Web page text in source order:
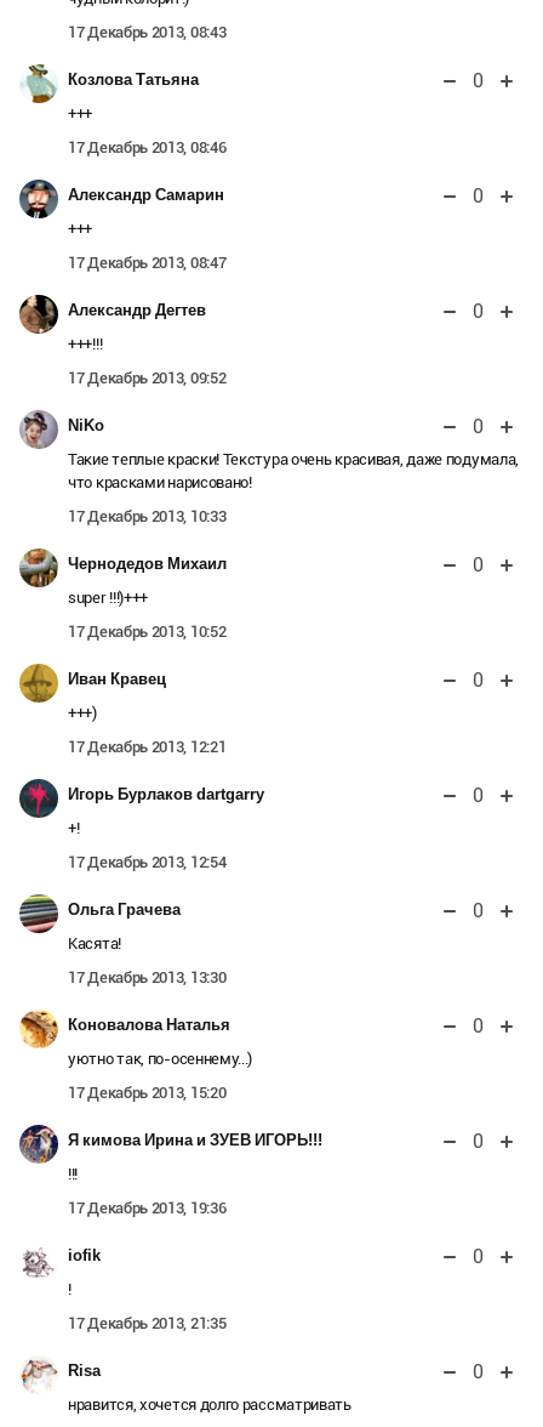
17 Декабрь 2013, 08:43
Козлова Татьяна 0
+++
17 Декабрь 2013, 08:46
Александр Самарин 0
+++
17 Декабрь 2013, 08:47
Александр Дегтев 0
+++!!!
17 Декабрь 2013, 09:52
NiKo 0
Такие теплые краски! Текстура очень красивая, даже подумала,
что красками нарисовано!
17 Декабрь 2013, 10:33
Чернодедов Михаил 0
super !!!)+++
17 Декабрь 2013, 10:52
Иван Кравец 0
+++)
17 Декабрь 2013, 12:21
Игорь Бурлаков dartgarry 0
+!
17 Декабрь 2013, 12:54
Ольга Грачева 0
Касята!
17 Декабрь 2013, 13:30
Коновалова Наталья 0
уютно так, по-осеннему...)
17 Декабрь 2013, 15:20
Я кимова Ирина и ЗУЕВ ИГОРЬ!!! 0
!!!
17 Декабрь 2013, 19:36
iofik 0
!
17 Декабрь 2013, 21:35
Risa 0
нравится, хочется долго рассматривать